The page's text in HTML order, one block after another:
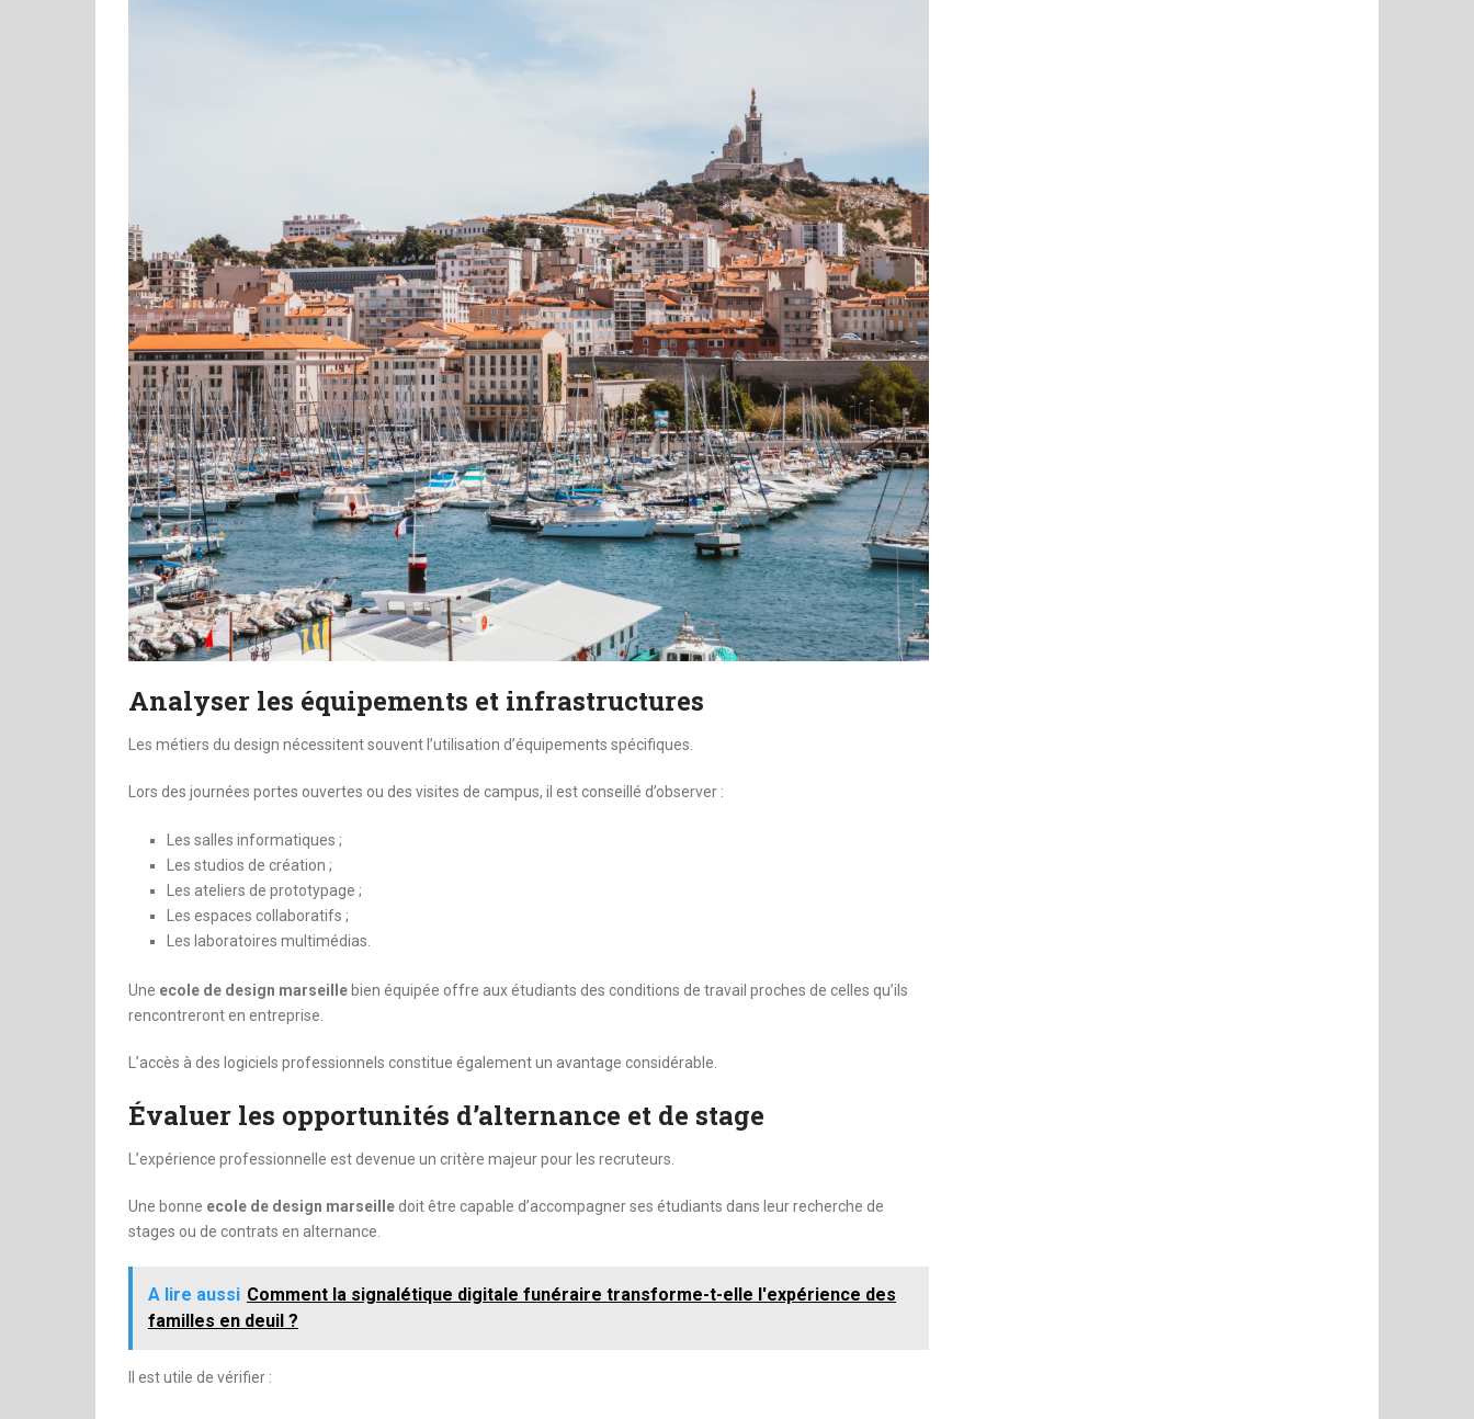
Analyser les équipements et infrastructures
Les métiers du design nécessitent souvent l’utilisation d’équipements spécifiques.
Lors des journées portes ouvertes ou des visites de campus, il est conseillé d’observer :
Les salles informatiques ;
Les studios de création ;
Les ateliers de prototypage ;
Les espaces collaboratifs ;
Les laboratoires multimédias.
Une ecole de design marseille bien équipée offre aux étudiants des conditions de travail proches de celles qu’ils
rencontreront en entreprise.
L’accès à des logiciels professionnels constitue également un avantage considérable.
Évaluer les opportunités d’alternance et de stage
L’expérience professionnelle est devenue un critère majeur pour les recruteurs.
Une bonne ecole de design marseille doit être capable d’accompagner ses étudiants dans leur recherche de
stages ou de contrats en alternance.
A lire aussi Comment la signalétique digitale funéraire transforme-t-elle l'expérience des
familles en deuil ?
Il est utile de vérifier :